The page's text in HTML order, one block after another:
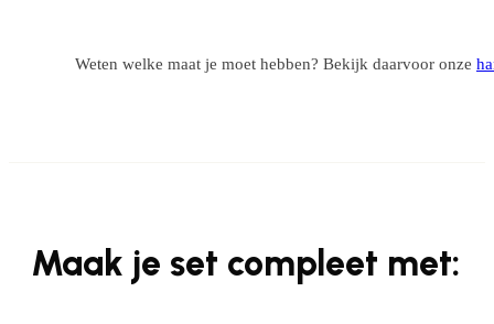
Weten welke maat je moet hebben? Bekijk daarvoor onze
Maak je set compleet met: